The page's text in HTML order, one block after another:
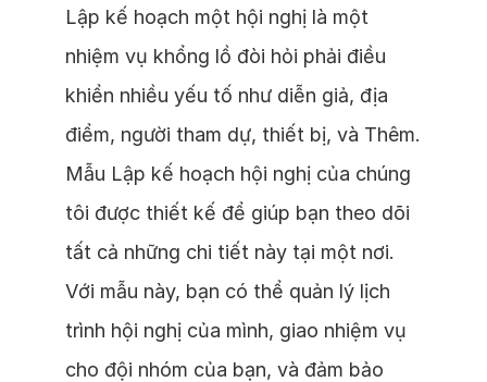
Lập kế hoạch một hội nghị là một
nhiệm vụ khổng lồ đòi hỏi phải điều
khiển nhiều yếu tố như diễn giả, địa
điểm, người tham dự, thiết bị, và Thêm.
Mẫu Lập kế hoạch hội nghị của chúng
tôi được thiết kế để giúp bạn theo dõi
tất cả những chi tiết này tại một nơi.
Với mẫu này, bạn có thể quản lý lịch
trình hội nghị của mình, giao nhiệm vụ
cho đội nhóm của bạn, và đảm bảo